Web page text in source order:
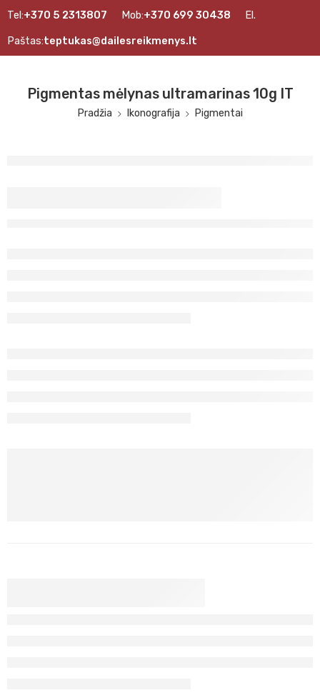
Tel:+370 5 2313807 Mob:+370 699 30438 El.
Paštas:teptukas@dailesreikmenys.lt
Pigmentas mėlynas ultramarinas 10g IT
Pradžia Ikonografija Pigmentai